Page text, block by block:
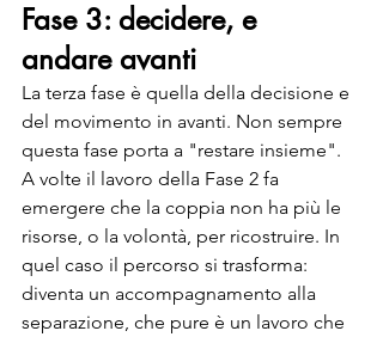
Fase 3: decidere, e
andare avanti
La terza fase è quella della decisione e
del movimento in avanti. Non sempre
questa fase porta a "restare insieme".
A volte il lavoro della Fase 2 fa
emergere che la coppia non ha più le
risorse, o la volontà, per ricostruire. In
quel caso il percorso si trasforma:
diventa un accompagnamento alla
separazione, che pure è un lavoro che